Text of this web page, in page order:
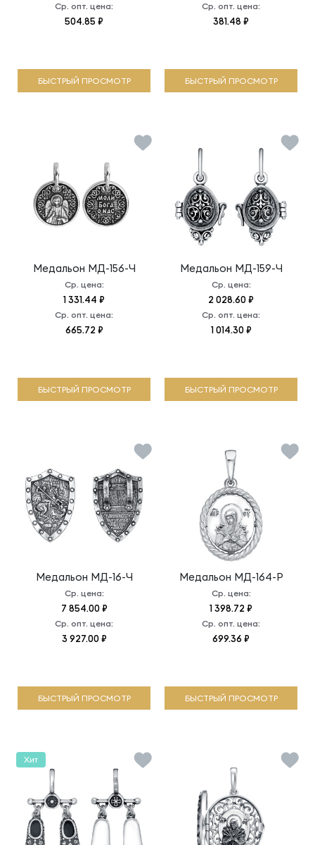
Ср. опт. цена:
504.85 ₽
БЫСТРЫЙ ПРОСМОТР
Ср. опт. цена:
381.48 ₽
БЫСТРЫЙ ПРОСМОТР
Медальон МД-156-Ч
Ср. цена:
1 331.44 ₽
Ср. опт. цена:
665.72 ₽
БЫСТРЫЙ ПРОСМОТР
Медальон МД-159-Ч
Ср. цена:
2 028.60 ₽
Ср. опт. цена:
1 014.30 ₽
БЫСТРЫЙ ПРОСМОТР
Медальон МД-16-Ч
Ср. цена:
7 854.00 ₽
Ср. опт. цена:
3 927.00 ₽
БЫСТРЫЙ ПРОСМОТР
Медальон МД-164-Р
Ср. цена:
1 398.72 ₽
Ср. опт. цена:
699.36 ₽
БЫСТРЫЙ ПРОСМОТР
Хит